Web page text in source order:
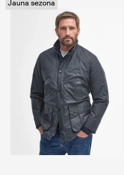
Jauna sezona